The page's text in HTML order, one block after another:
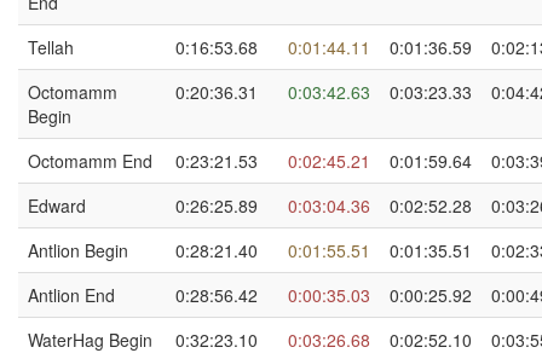
Tellah 0:16:53.68 0:01:44.11 0:01:36.59
Octomamm
Begin
0:20:36.31 0:03:42.63 0:03:23.33
Octomamm End 0:23:21.53 0:02:45.21 0:01:59.64
Edward
0:26:25.89 0:03:04.36 0:02:52.28
Antlion Begin
0:28:21.40 0:01:55.51 0:01:35.51
Antlion End
0:28:56.42 0:00:35.03 0:00:25.92
WaterHag Begin
0:32:23.10 0:03:26.68 0:02:52.10